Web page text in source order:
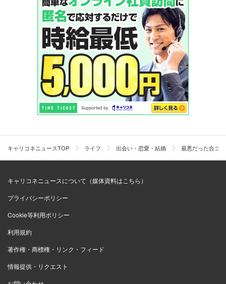
キャリコネニュースTOP ライフ 出会い・恋愛・結婚 最悪だった合コ
キャリコネニュースについて（媒体資料はこちら）
プライバシーポリシー
Cookie等利用ポリシー
利用規約
著作権・商標権・リンク・フィード
情報提供・リクエスト